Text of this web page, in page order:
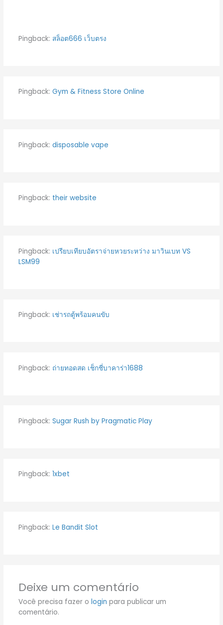
Pingback: สล็อต666 เว็บตรง
Pingback: Gym & Fitness Store Online
Pingback: disposable vape
Pingback: their website
Pingback: เปรียบเทียบอัตราจ่ายหวยระหว่าง มาวินเบท VS
LSM99
Pingback: เช่ารถตู้พร้อมคนขับ
Pingback: ถ่ายทอดสด เช็กชี่บาคาร่า1688
Pingback: Sugar Rush by Pragmatic Play
Pingback: 1xbet
Pingback: Le Bandit Slot
Deixe um comentário
Você precisa fazer o login para publicar um
comentário.